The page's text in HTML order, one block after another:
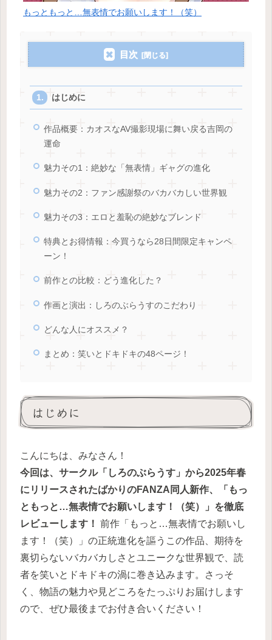
もっともっと…無表情でお願いします！（笑）
目次
はじめに
作品概要：カオスなAV撮影現場に舞い戻る吉岡の
運命
魅力その1：絶妙な「無表情」ギャグの進化
魅力その2：ファン感謝祭のバカバカしい世界観
魅力その3：エロと羞恥の絶妙なブレンド
特典とお得情報：今買うなら28日間限定キャンペ
ーン！
前作との比較：どう進化した？
作画と演出：しろのぶらうすのこだわり
どんな人にオススメ？
まとめ：笑いとドキドキの48ページ！
はじめに
こんにちは、みなさん！
今回は、サークル「しろのぶらうす」から2025年春
にリリースされたばかりのFANZA同人新作、「もっ
ともっと…無表情でお願いします！（笑）」を徹底
レビューします！ 前作「もっと…無表情でお願いし
ます！（笑）」の正統進化を謳うこの作品、期待を
裏切らないバカバカしさとユニークな世界観で、読
者を笑いとドキドキの渦に巻き込みます。さっそ
く、物語の魅力や見どころをたっぷりお届けします
ので、ぜひ最後までお付き合いください！